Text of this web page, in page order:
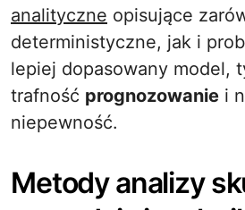
analityczne opisujące
deterministyczne, jak i
lepiej dopasowany model,
trafność prognozowanie i
niepewność.
Metody analizy